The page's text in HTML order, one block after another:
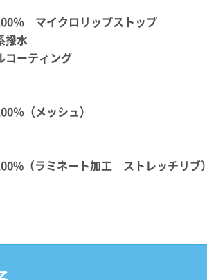
％ マイクロリップストップ
撥水
コーティング
％（メッシュ）
（ラミネート加工 ストレッチリブ）